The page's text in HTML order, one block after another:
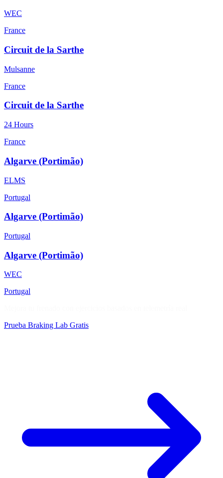
WEC
France
Circuit de la Sarthe
Mulsanne
France
Circuit de la Sarthe
24 Hours
France
Algarve (Portimão)
ELMS
Portugal
Algarve (Portimão)
Portugal
Algarve (Portimão)
WEC
Portugal
Prueba Braking Lab Gratis